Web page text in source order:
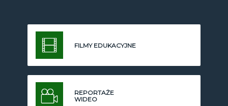
FILMY EDUKACYJNE
REPORTAŻE
WIDEO